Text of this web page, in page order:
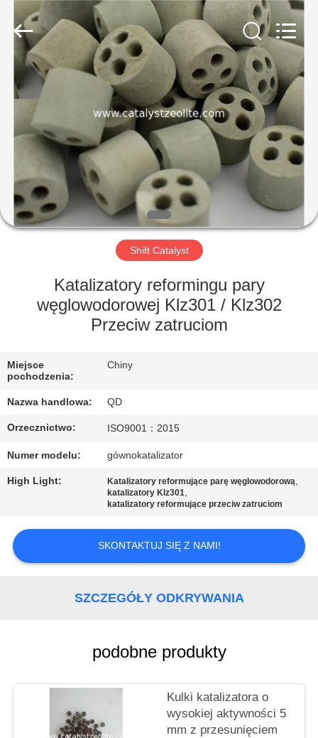
DOM
PRODUKTY
NAS
WYCIECZKA
FABRYCE
KONTROLA
SKONTAKTUJ
NAMI
AKTUALNOŚCI
SPRAWY
SITEMAP
CO.,LTD.
Rights
Reserved.
Shift Catalyst
Katalizatory reformingu pary
węglowodorowej Klz301 / Klz302
Przeciw zatruciom
Miejsce
pochodzenia:
Chiny
Nazwa handlowa: QD
Orzecznictwo: ISO9001：2015
Numer modelu: gównokatalizator
High Light: Katalizatory reformujące parę węglowodorową,
katalizatory Klz301,
katalizatory reformujące przeciw zatruciom
SKONTAKTUJ SIĘ Z NAMI!
SZCZEGÓŁY ODKRYWANIA
podobne produkty
Kulki katalizatora o
wysokiej aktywności 5
mm z przesunięciem